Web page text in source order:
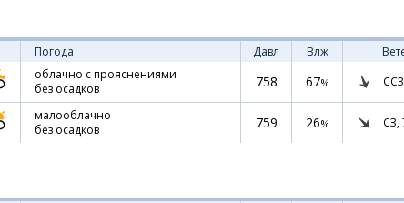
Погода Давл Влж
облачно с прояснениями
без осадков
758 67%
малооблачно
без осадков
759 26% СЗ,